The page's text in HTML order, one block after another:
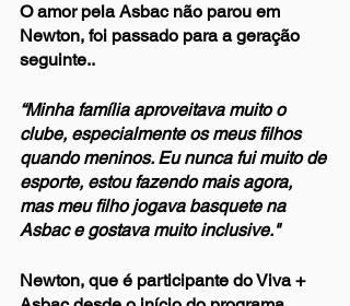
O amor pela Asbac não parou em
Newton, foi passado para a geração
seguinte..
“Minha família aproveitava muito o
clube, especialmente os meus filhos
quando meninos. Eu nunca fui muito de
esporte, estou fazendo mais agora,
mas meu filho jogava basquete na
Asbac e gostava muito inclusive."
Newton, que é participante do Viva +